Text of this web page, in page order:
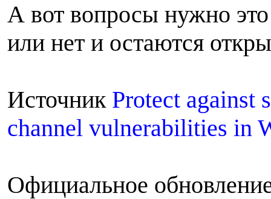
А вот вопросы нужно
или нет и остаются
Источник Protect against
channel vulnerabilities in
Официальное